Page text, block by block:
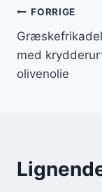
FORRIGE
med
olivenolie